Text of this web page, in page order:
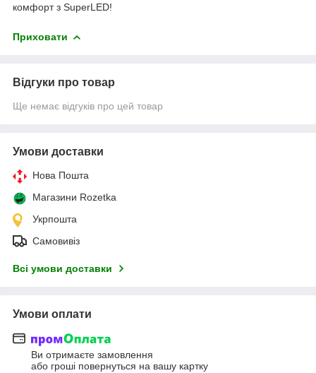
комфорт з SuperLED!
Приховати
Відгуки про товар
Ще немає відгуків про цей товар
Умови доставки
Нова Пошта
Магазини Rozetka
Укрпошта
Самовивіз
Всі умови доставки
Умови оплати
Ви отримаєте замовлення
або гроші повернуться на вашу картку